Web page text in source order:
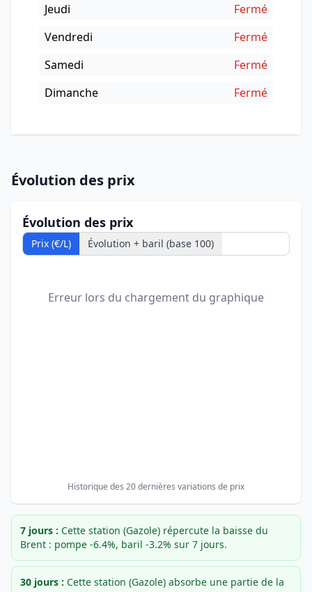
Jeudi
Fermé
Vendredi
Fermé
Samedi
Fermé
Dimanche
Fermé
Évolution des prix
Évolution des prix
Prix (€/L) Évolution + baril (base 100)
Erreur lors du chargement du graphique
Historique des 20 dernières variations de prix
7 jours : Cette station (Gazole) répercute la baisse du
Brent : pompe -6.4%, baril -3.2% sur 7 jours.
30 jours : Cette station (Gazole) absorbe une partie de la